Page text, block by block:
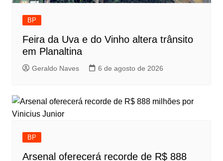
BP
Feira da Uva e do Vinho altera trânsito
em Planaltina
Geraldo Naves 6 de agosto de 2026
BP
Arsenal oferecerá recorde de R$ 888